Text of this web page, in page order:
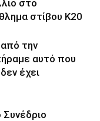
στο
στίβου Κ20
την
αυτό που
έχει